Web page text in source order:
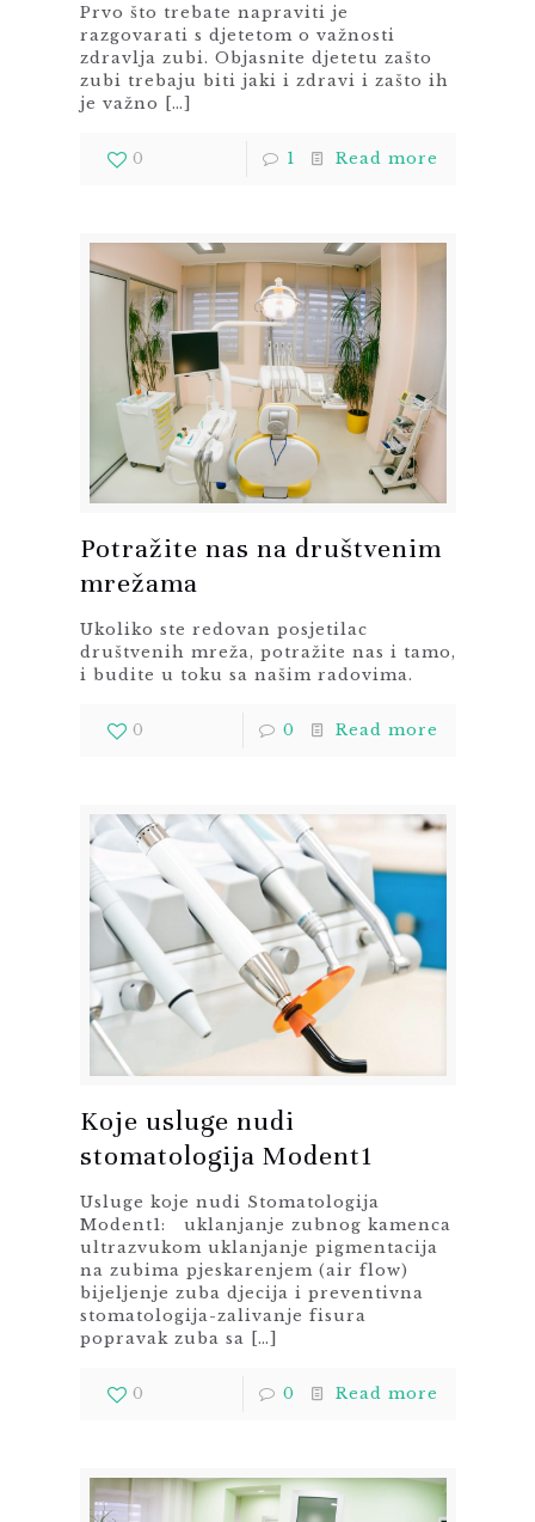
Prvo što trebate napraviti je
razgovarati s djetetom o važnosti
zdravlja zubi. Objasnite djetetu zašto
zubi trebaju biti jaki i zdravi i zašto ih
je važno […]
0 1 Read more
Potražite nas na društvenim
mrežama
Ukoliko ste redovan posjetilac
društvenih mreža, potražite nas i tamo,
i budite u toku sa našim radovima.
0 0 Read more
Koje usluge nudi
stomatologija Modent1
Usluge koje nudi Stomatologija
Modent1: uklanjanje zubnog kamenca
ultrazvukom uklanjanje pigmentacija
na zubima pjeskarenjem (air flow)
bijeljenje zuba djecija i preventivna
stomatologija-zalivanje fisura
popravak zuba sa […]
0 0 Read more